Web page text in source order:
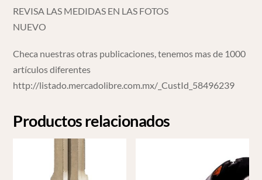
REVISA LAS MEDIDAS EN LAS FOTOS
NUEVO
Checa nuestras otras publicaciones, tenemos mas de 1000
artículos diferentes
http://listado.mercadolibre.com.mx/_CustId_58496239
Productos relacionados